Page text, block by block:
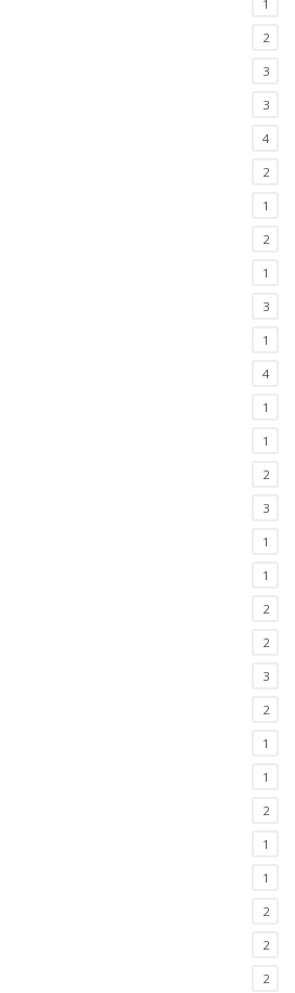
1
2
3
3
4
2
1
2
1
3
1
4
1
1
2
3
1
1
2
2
3
2
1
1
2
1
1
2
2
2